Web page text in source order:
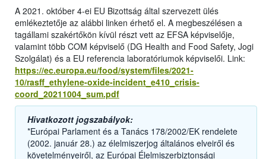
A 2021. október 4-ei EU Bizottság által szervezett ülés
emlékeztetője az alábbi linken érhető el. A megbeszélésen a
tagállami szakértőkön kívül részt vett az EFSA képviselője,
valamint több COM képviselő (DG Health and Food Safety, Jogi
Szolgálat) és a EU referencia laboratóriumok képviselői. Link:
https://ec.europa.eu/food/system/files/2021-
10/rasff_ethylene-oxide-incident_e410_crisis-
coord_20211004_sum.pdf
Hivatkozott jogszabályok:
*Európai Parlament és a Tanács 178/2002/EK rendelete
(2002. január 28.) az élelmiszerjog általános elveiről és
követelményeiről, az Európai Élelmiszerbiztonsági